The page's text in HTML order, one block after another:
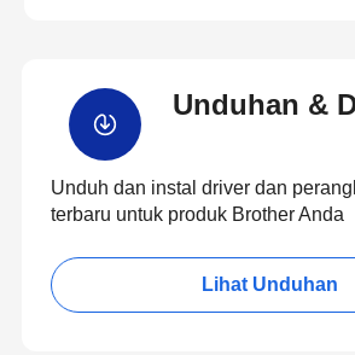
Unduhan &
Unduh dan instal driver dan
terbaru untuk produk Brother Anda
Lihat Unduhan